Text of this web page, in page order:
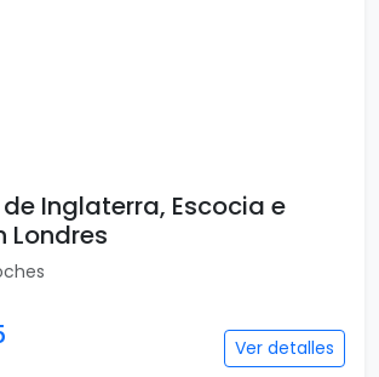
Inglaterra, Escocia e
Londres
Ver detalles